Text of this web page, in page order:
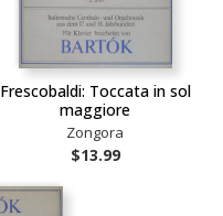
Frescobaldi: Toccata in sol
maggiore
Zongora
$13.99